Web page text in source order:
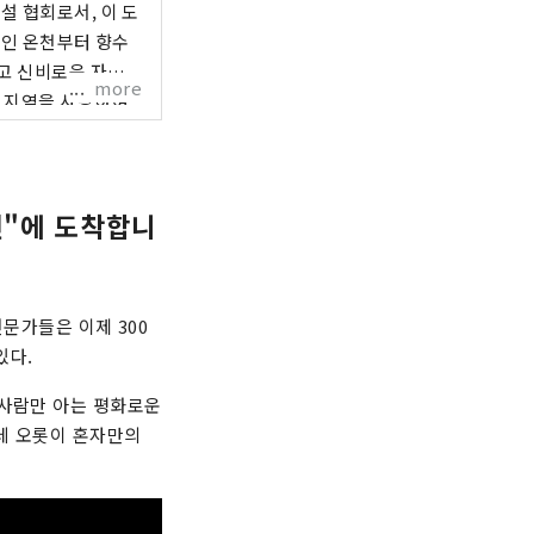
협회로서, 이 도
신비로운 자연의
역을 사랑하여
more
에 도착합니
가들은 이제 300
다.
람만 아는 평화로운
오롯이 혼자만의